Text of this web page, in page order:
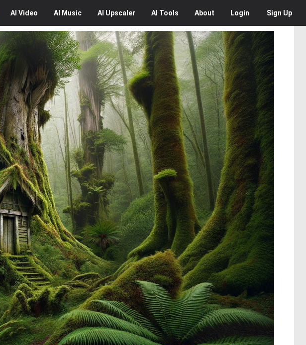
AI Video AI Music AI Upscaler AI Tools About Login Sign Up